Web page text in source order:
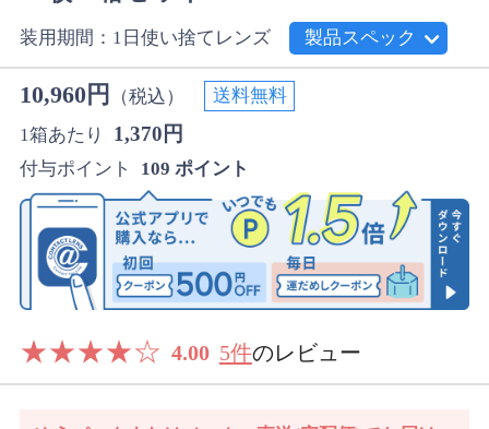
装用期間：1日使い捨てレンズ 製品スペック
10,960円 （税込）
送料無料
1箱あたり
1,370円
付与ポイント 109 ポイント
★★★★☆ 4.00 5件のレビュー